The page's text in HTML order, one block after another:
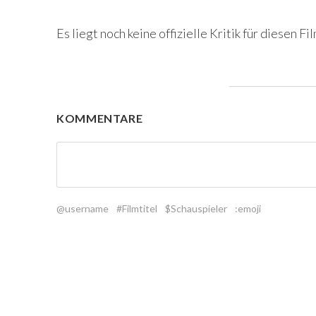
Es liegt noch keine offizielle Kritik für diesen
KOMMENTARE
@username #Filmtitel $Schauspieler :emoji